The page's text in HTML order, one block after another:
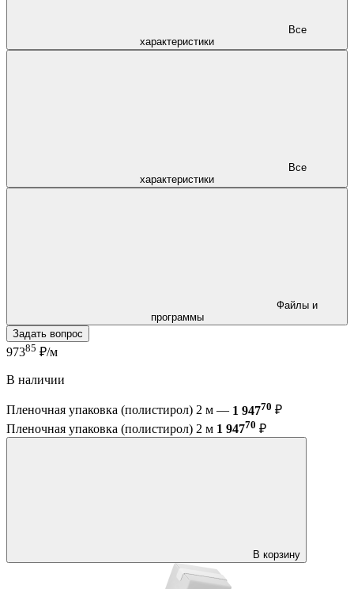
характеристики
характеристики
программы
Задать вопрос
97385 ₽/м
В наличии
Пленочная упаковка (полистирол) 2 м — 1 94770 ₽
Пленочная упаковка (полистирол) 2 м 1 94770 ₽
В корзину